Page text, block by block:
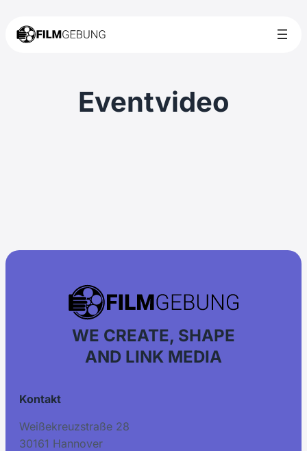
Eventvideo
WE CREATE, SHAPE
AND LINK MEDIA
Kontakt
Weißekreuzstraße 28
30161 Hannover